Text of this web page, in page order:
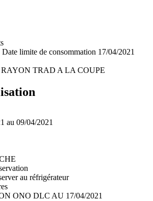
limite de consommation 17/04/2021
TRAD A LA COUPE
au 09/04/2021
au réfrigérateur
ONO DLC AU 17/04/2021